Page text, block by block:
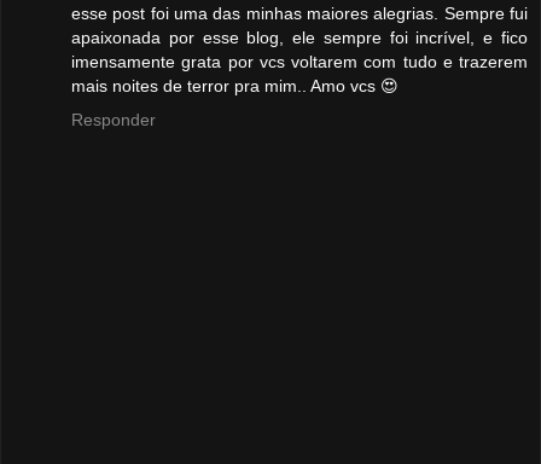
esse post foi uma das minhas maiores alegrias. Sempre fui
apaixonada por esse blog, ele sempre foi incrível, e fico
imensamente grata por vcs voltarem com tudo e trazerem
mais noites de terror pra mim.. Amo vcs 😍
Responder